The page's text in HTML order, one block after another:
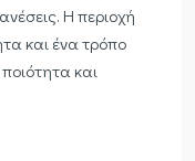
Η περιοχή
και ένα τρόπο
και